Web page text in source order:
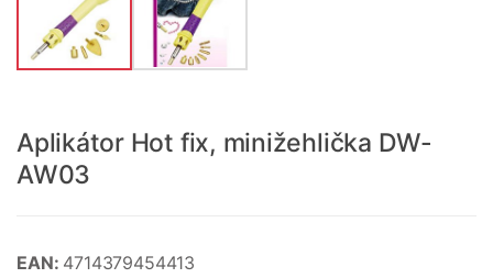
Aplikátor Hot fix, minižehlička DW-
AW03
EAN: 4714379454413